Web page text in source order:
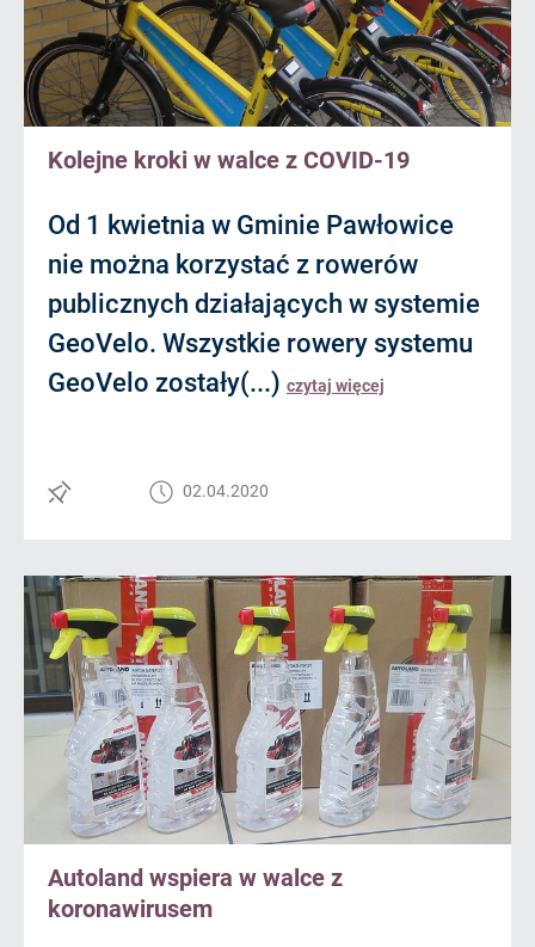
Kolejne kroki w walce z COVID-19
Od 1 kwietnia w Gminie Pawłowice
nie można korzystać z rowerów
publicznych działających w systemie
GeoVelo. Wszystkie rowery systemu
GeoVelo zostały(...) czytaj więcej
02.04.2020
Autoland wspiera w walce z
koronawirusem